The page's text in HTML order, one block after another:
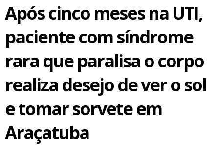
Após cinco meses na UTI,
paciente com síndrome
rara que paralisa o corpo
realiza desejo de ver o sol
e tomar sorvete em
Araçatuba